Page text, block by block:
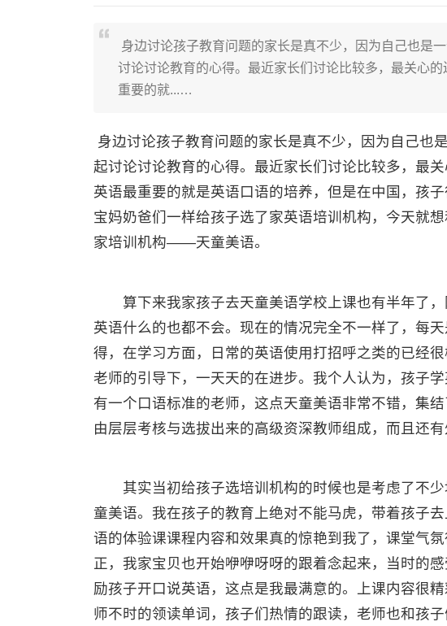
身边讨论孩子教育问题的家长是真不少，因为自己也是
讨论讨论教育的心得。最近家长们讨论比较多，最关心
重要的就...…
身边讨论孩子教育问题的家长是真不少，因为自己也
起讨论讨论教育的心得。最近家长们讨论比较多，最
英语最重要的就是英语口语的培养，但是在中国，孩
宝妈奶爸们一样给孩子选了家英语培训机构，今天就
家培训机构——天童美语。
算下来我家孩子去天童美语学校上课也有半年了，
英语什么的也都不会。现在的情况完全不一样了，每
得，在学习方面，日常的英语使用打招呼之类的已经
老师的引导下，一天天的在进步。我个人认为，孩子
有一个口语标准的老师，这点天童美语非常不错，集
由层层考核与选拔出来的高级资深教师组成，而且还有
其实当初给孩子选培训机构的时候也是考虑了不少
童美语。我在孩子的教育上绝对不能马虎，带着孩子
语的体验课课程内容和效果真的惊艳到我了，课堂气
正，我家宝贝也开始咿咿呀呀的跟着念起来，当时的
励孩子开口说英语，这点是我最满意的。上课内容很
师不时的领读单词，孩子们热情的跟读，老师也和孩